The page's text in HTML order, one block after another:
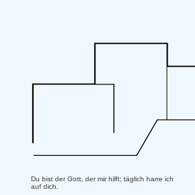
Du bist der Gott, der mir hilft; täglich harre ich
auf dich.